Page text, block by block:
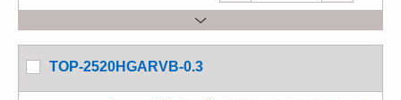
TOP-2520HGARVB-0.3